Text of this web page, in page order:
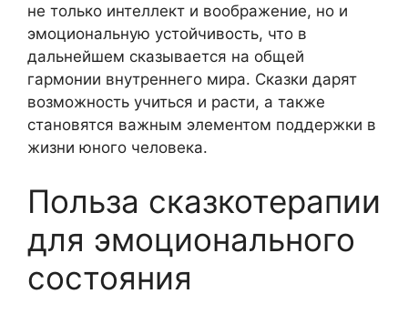
не только интеллект и воображение, но и
эмоциональную устойчивость, что в
дальнейшем сказывается на общей
гармонии внутреннего мира. Сказки дарят
возможность учиться и расти, а также
становятся важным элементом поддержки в
жизни юного человека.
Польза сказкотерапии
для эмоционального
состояния